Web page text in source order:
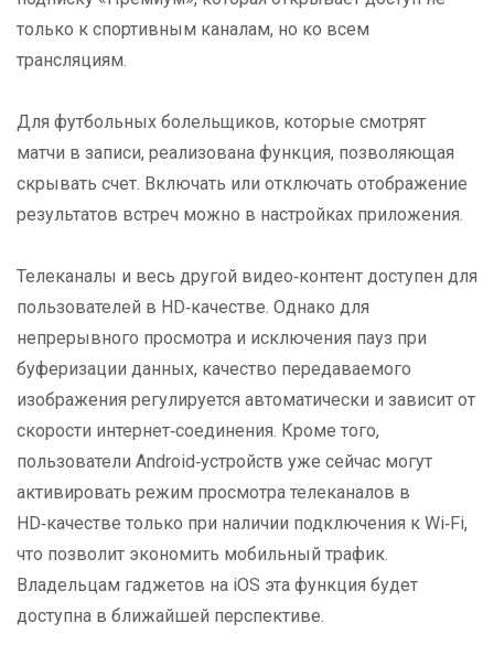
только к спортивным каналам, но ко всем
трансляциям.
Для футбольных болельщиков, которые смотрят
матчи в записи, реализована функция, позволяющая
скрывать счет. Включать или отключать отображение
результатов встреч можно в настройках приложения.
Телеканалы и весь другой видео‑контент доступен для
пользователей в HD‑качестве. Однако для
непрерывного просмотра и исключения пауз при
буферизации данных, качество передаваемого
изображения регулируется автоматически и зависит от
скорости интернет‑соединения. Кроме того,
пользователи Android‑устройств уже сейчас могут
активировать режим просмотра телеканалов в
HD‑качестве только при наличии подключения к Wi‑Fi,
что позволит экономить мобильный трафик.
Владельцам гаджетов на iOS эта функция будет
доступна в ближайшей перспективе.